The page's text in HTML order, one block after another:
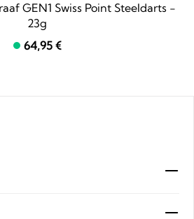
GEN1 Swiss Point Steeldarts -
23g
64,95 €